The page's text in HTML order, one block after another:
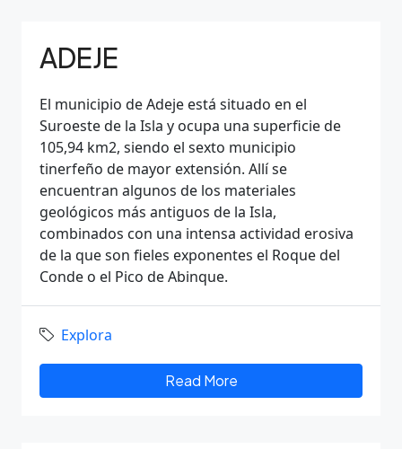
ADEJE
El municipio de Adeje está situado en el
Suroeste de la Isla y ocupa una superficie de
105,94 km2, siendo el sexto municipio
tinerfeño de mayor extensión. Allí se
encuentran algunos de los materiales
geológicos más antiguos de la Isla,
combinados con una intensa actividad erosiva
de la que son fieles exponentes el Roque del
Conde o el Pico de Abinque.
Explora
Read More